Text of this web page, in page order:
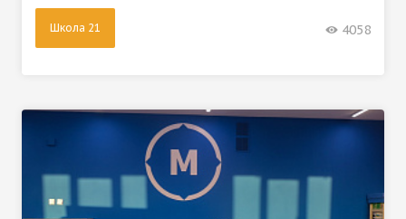
Школа 21 4058